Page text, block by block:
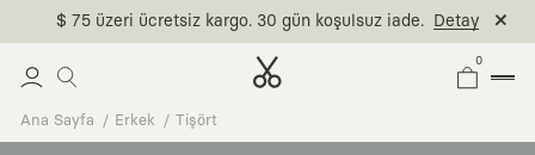
$ 75 üzeri ücretsiz kargo. 30 gün koşulsuz iade. Detay
0
Ana Sayfa Erkek Tişört